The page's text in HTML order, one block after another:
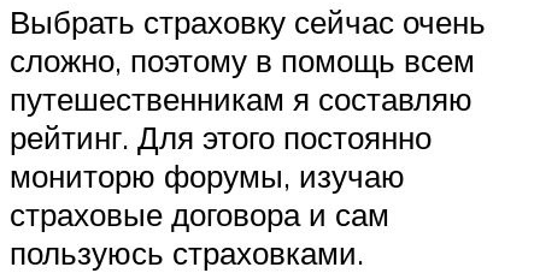
Выбрать страховку сейчас очень
сложно, поэтому в помощь всем
путешественникам я составляю
рейтинг. Для этого постоянно
мониторю форумы, изучаю
страховые договора и сам
пользуюсь страховками.